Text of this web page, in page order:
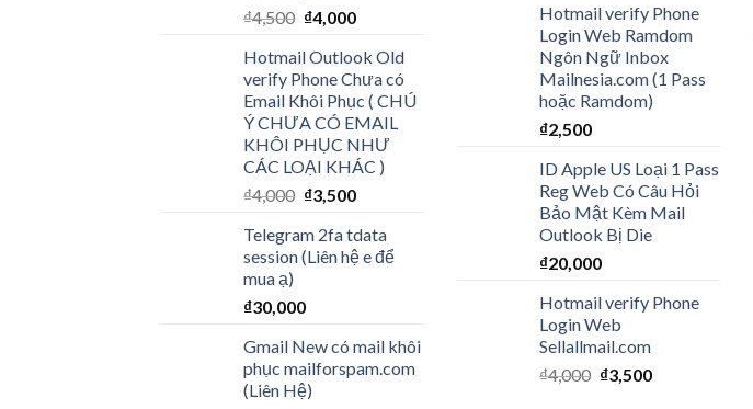
₫4,500 ₫4,000
Hotmail Outlook Old
verify Phone Chưa có
Email Khôi Phục ( CHÚ
Ý CHƯA CÓ EMAIL
KHÔI PHỤC NHƯ
CÁC LOẠI KHÁC )
₫4,000 ₫3,500
Telegram 2fa tdata
session (Liên hệ e để
mua ạ)
₫30,000
Gmail New có mail khôi
phục mailforspam.com
(Liên Hệ)
Hotmail verify Phone
Login Web Ramdom
Ngôn Ngữ Inbox
Mailnesia.com (1 Pass
hoặc Ramdom)
₫2,500
ID Apple US Loại 1 Pass
Reg Web Có Câu Hỏi
Bảo Mật Kèm Mail
Outlook Bị Die
₫20,000
Hotmail verify Phone
Login Web
Sellallmail.com
₫4,000 ₫3,500